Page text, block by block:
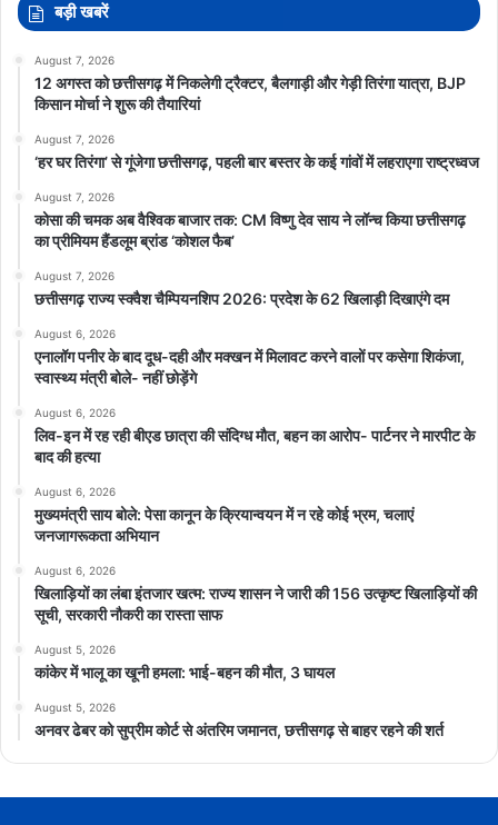
बड़ी खबरें
August 7, 2026
12 अगस्त को छत्तीसगढ़ में निकलेगी ट्रैक्टर, बैलगाड़ी और गेड़ी तिरंगा यात्रा, BJP
किसान मोर्चा ने शुरू की तैयारियां
August 7, 2026
‘हर घर तिरंगा’ से गूंजेगा छत्तीसगढ़, पहली बार बस्तर के कई गांवों में लहराएगा राष्ट्रध्वज
August 7, 2026
कोसा की चमक अब वैश्विक बाजार तक: CM विष्णु देव साय ने लॉन्च किया छत्तीसगढ़
का प्रीमियम हैंडलूम ब्रांड ‘कोशल फैब’
August 7, 2026
छत्तीसगढ़ राज्य स्क्वैश चैम्पियनशिप 2026: प्रदेश के 62 खिलाड़ी दिखाएंगे दम
August 6, 2026
एनालॉग पनीर के बाद दूध-दही और मक्खन में मिलावट करने वालों पर कसेगा शिकंजा,
स्वास्थ्य मंत्री बोले- नहीं छोड़ेंगे
August 6, 2026
लिव-इन में रह रही बीएड छात्रा की संदिग्ध मौत, बहन का आरोप- पार्टनर ने मारपीट के
बाद की हत्या
August 6, 2026
मुख्यमंत्री साय बोले: पेसा कानून के क्रियान्वयन में न रहे कोई भ्रम, चलाएं
जनजागरूकता अभियान
August 6, 2026
खिलाड़ियों का लंबा इंतजार खत्म: राज्य शासन ने जारी की 156 उत्कृष्ट खिलाड़ियों की
सूची, सरकारी नौकरी का रास्ता साफ
August 5, 2026
कांकेर में भालू का खूनी हमला: भाई-बहन की मौत, 3 घायल
August 5, 2026
अनवर ढेबर को सुप्रीम कोर्ट से अंतरिम जमानत, छत्तीसगढ़ से बाहर रहने की शर्त